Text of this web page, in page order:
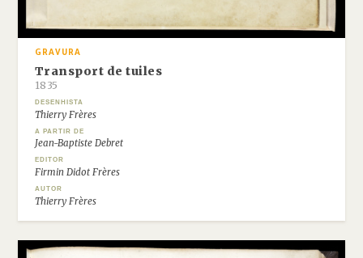
GRAVURA
Transport de tuiles
1835
DESENHISTA
Thierry Frères
A PARTIR DE
Jean-Baptiste Debret
EDITOR
Firmin Didot Frères
AUTOR
Thierry Frères